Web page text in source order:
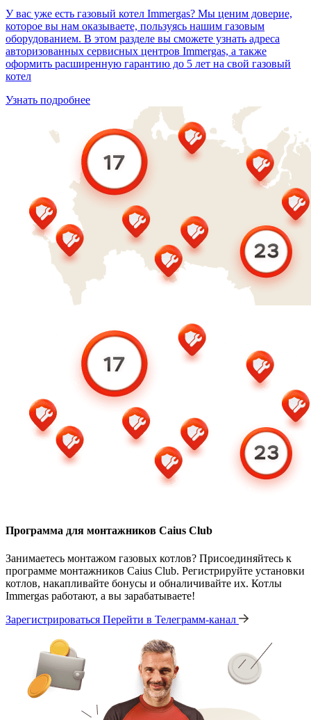
У вас уже есть газовый котел Immergas? Мы ценим доверие,
которое вы нам оказываете, пользуясь нашим газовым
оборудованием. В этом разделе вы сможете узнать адреса
авторизованных сервисных центров Immergas, а также
оформить расширенную гарантию до 5 лет на свой газовый
котел
Узнать подробнее
Программа для монтажников Caius Club
Занимаетесь монтажом газовых котлов? Присоединяйтесь к
программе монтажников Caius Club. Регистрируйте установки
котлов, накапливайте бонусы и обналичивайте их. Котлы
Immergas работают, а вы зарабатываете!
Зарегистрироваться Перейти в Телеграмм-канал